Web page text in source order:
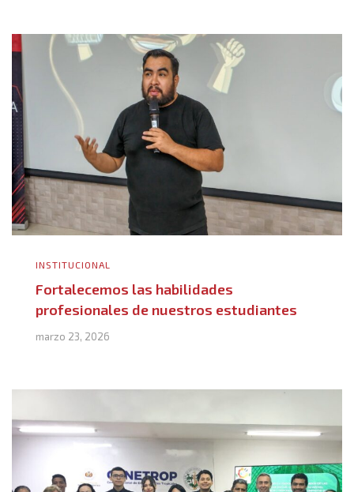
INSTITUCIONAL
Fortalecemos las habilidades
profesionales de nuestros estudiantes
marzo 23, 2026